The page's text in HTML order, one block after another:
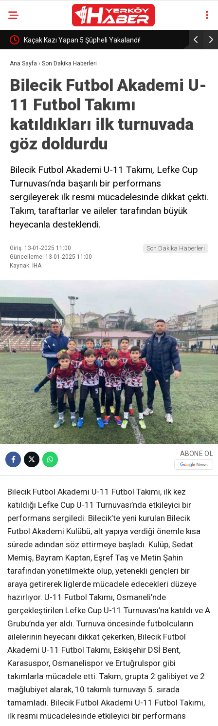
Kaçak Kazı Yapan 5 Şüpheli Yakalandı! GSB 550
Ana Sayfa › Son Dakika Haberleri
Bilecik Futbol Akademi U-
11 Futbol Takımı
katıldıkları ilk turnuvada
göz doldurdu
Bilecik Futbol Akademi U-11 Takımı, Lefke Cup
Turnuvası’nda başarılı bir performans
sergileyerek ilk resmi mücadelesinde dikkat çekti.
Takım, taraftarlar ve aileler tarafından büyük
heyecanla desteklendi.
Giriş: 13-01-2025 11:00
Güncelleme: 13-01-2025 11:00
Kaynak: İHA
Son Dakika Haberleri
ABONE OL
Bilecik Futbol Akademi U-11 Futbol Takımı, ilk kez
katıldığı Lefke Cup U-11 Turnuvası’nda etkileyici bir
performans sergiledi. Bilecik’te yeni kurulan Bilecik
Futbol Akademi Kulübü, alt yapıya verdiği önemle kısa
sürede adından söz ettirmeye başladı. Kulüp, Sedat
Memiş, Bayram Kaptan, Eşref Taş ve Metin Şahin
tarafından yönetilmekte olup, yetenekli gençleri bir
araya getirerek liglerde mücadele edecekleri düzeye
hazırlıyor. U-11 Futbol Takımı, Osmaneli’nde
gerçekleştirilen Lefke Cup U-11 Turnuvası’na katıldı ve A
Grubu’nda yer aldı. Turnuva öncesinde futbolcuların
ailelerinin heyecanı dikkat çekerken, Bilecik Futbol
Akademi U-11 Futbol Takımı, Eskişehir DSİ Bent,
Karasuspor, Osmanelispor ve Ertuğrulspor gibi
takımlarla mücadele etti. Takım, grupta 2 galibiyet ve 2
mağlubiyet alarak, 10 takımlı turnuvayı 5. sırada
tamamladı. Bilecik Futbol Akademi U-11 Futbol Takımı,
ilk resmi mücadelesinde etkileyici bir performans